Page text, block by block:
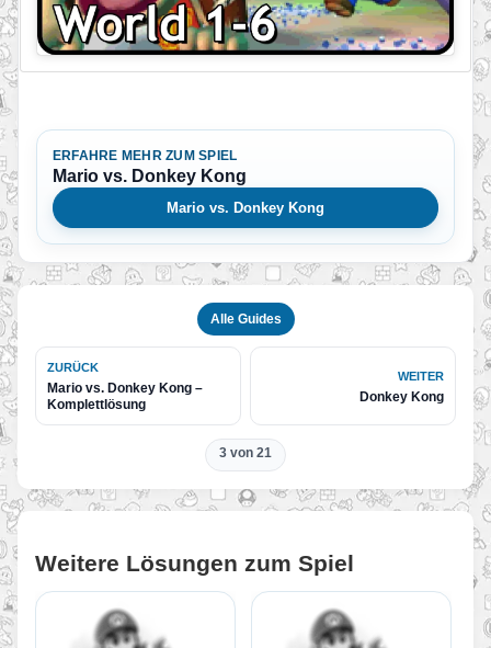
ERFAHRE MEHR ZUM SPIEL
Mario vs. Donkey Kong
Mario vs. Donkey Kong
Alle Guides
ZURÜCK
Mario vs. Donkey Kong –
Komplettlösung
WEITER
Donkey Kong
3 von 21
Weitere Lösungen zum Spiel